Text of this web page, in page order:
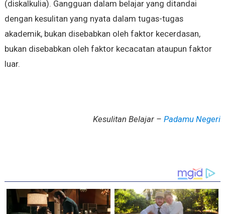
(diskalkulia). Gangguan dalam belajar yang ditandai
dengan kesulitan yang nyata dalam tugas-tugas
akademik, bukan disebabkan oleh faktor kecerdasan,
bukan disebabkan oleh faktor kecacatan ataupun faktor
luar.
Kesulitan Belajar –Padamu Negeri